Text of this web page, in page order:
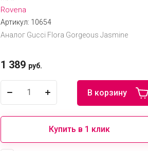
Rovena
Артикул: 10654
Аналог Gucci Flora Gorgeous Jasmine
1 389 руб.
В корзину
Купить в 1 клик